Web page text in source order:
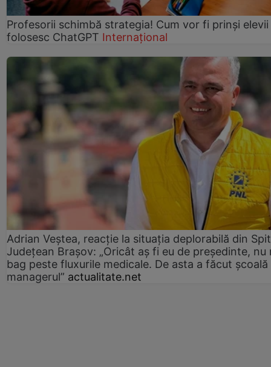
Profesorii schimbă strategia! Cum vor fi prinși elevii
folosesc ChatGPT Internațional
Adrian Veștea, reacție la situația deplorabilă din
Județean Brașov: „Oricât aș fi eu de președinte, nu
bag peste fluxurile medicale. De asta a făcut școală
managerul” actualitate.net